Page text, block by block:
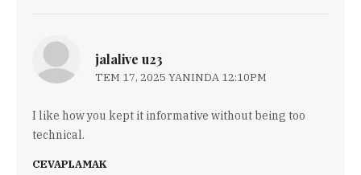
jalalive u23
TEM 17, 2025 YANINDA 12:10PM
I like how you kept it informative without being too
technical.
CEVAPLAMAK